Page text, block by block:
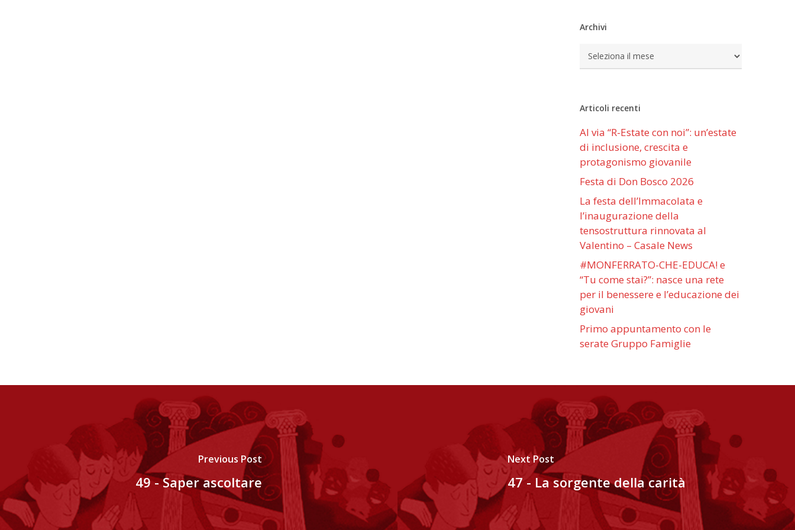
Archivi
Archivi
Articoli recenti
Al via “R-Estate con noi”: un’estate
di inclusione, crescita e
protagonismo giovanile
Festa di Don Bosco 2026
La festa dell’Immacolata e
l’inaugurazione della
tensostruttura rinnovata al
Valentino – Casale News
#MONFERRATO-CHE-EDUCA! e
“Tu come stai?”: nasce una rete
per il benessere e l’educazione dei
giovani
Primo appuntamento con le
serate Gruppo Famiglie
Previous Post
49 - Saper ascoltare
Next Post
47 - La sorgente della carità